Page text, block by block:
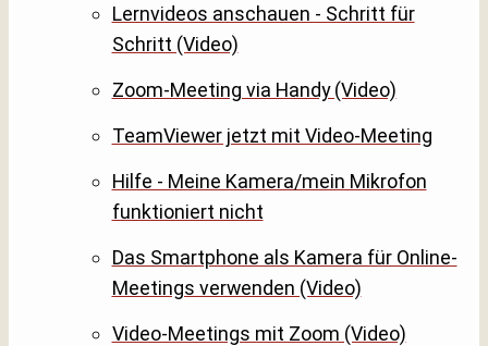
Lernvideos anschauen - Schritt für
Schritt (Video)
Zoom-Meeting via Handy (Video)
TeamViewer jetzt mit Video-Meeting
Hilfe - Meine Kamera/mein Mikrofon
funktioniert nicht
Das Smartphone als Kamera für Online-
Meetings verwenden (Video)
Video-Meetings mit Zoom (Video)